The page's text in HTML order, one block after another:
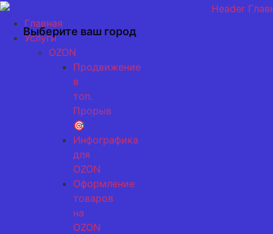
Перейти
содержимому
Главная
Услуги
OZON
Продвижение
в
топ.
Прорыв
🎯
Инфографика
для
OZON
Оформление
товаров
на
OZON
Выберите ваш город